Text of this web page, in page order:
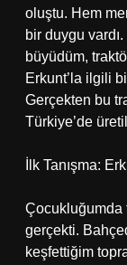
oluştu. Hem
bir duygu
büyüdüm,
Erkunt’la ilgili
Gerçekten bu
Türkiye’de
İlk Tanışma:
Çocukluğumda
gerçekti.
keşfettiğim